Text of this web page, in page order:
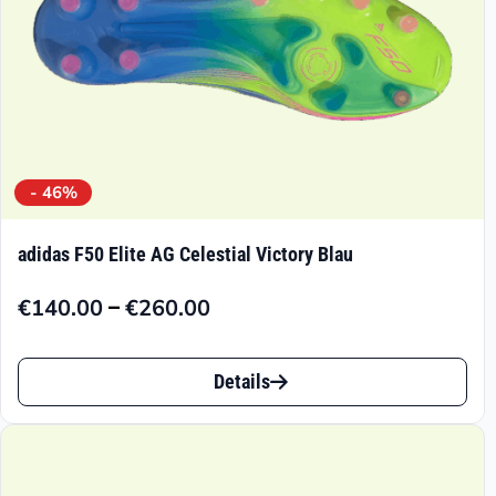
Produktseite
gewählt
werden
- 46%
adidas F50 Elite AG Celestial Victory Blau
€140.00–€260.00
Preisspanne:
€140.00
€260.00
Dieses
Produkt
Details